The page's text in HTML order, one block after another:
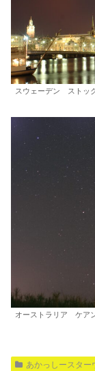
スウェーデン スト
オーストラリア ケ
あかっしースター